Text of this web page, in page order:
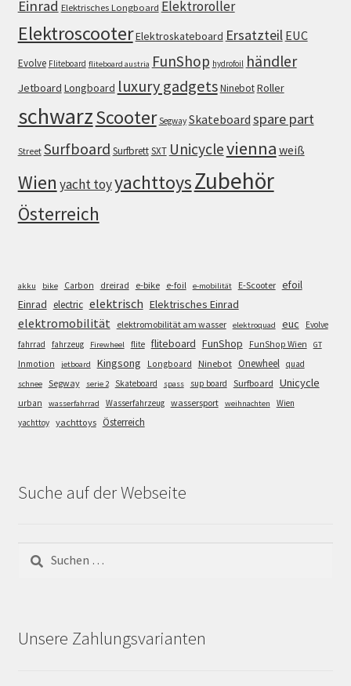
Einrad Elektrisches Longboard Elektroroller
ElektroscooterElektroskateboard Ersatzteil EUC
Evolve Fliteboard fliteboard austria FunShop hydrofoil händler
Jetboard Longboard luxury gadgetsNinebotRoller
schwarzScooter Segway Skateboard spare part
Street Surfboard SurfbrettSXT Unicyclevienna weiß
Wien yacht toyyachttoysZubehör
Österreich
akku bike Carbon dreirad e-bike e-foil e-mobilität E-Scooter efoil
Einrad electric elektrisch Elektrisches Einrad
elektromobilität elektromobilität am wasser elektroquad euc
Evolve
fahrrad
fahrzeug Firewheel flite fliteboard FunShop FunShop Wien GT
Inmotion jetboard Kingsong Longboard Ninebot Onewheel quad
schnee Segway serie 2 Skateboard spass sup board Surfboard Unicycle
urban wasserfahrrad Wasserfahrzeug wassersport weihnachten
Wien
yachttoy yachttoys Österreich
Suche auf der Webseite
Suchen
nach:
Unsere Zahlungsvarianten